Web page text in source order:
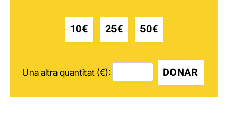
10€ 25€ 50€
Una altra quantitat (€): DONAR